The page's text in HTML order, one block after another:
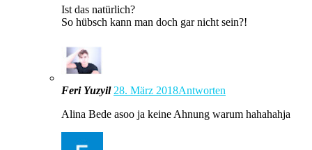
Ist das natürlich?
So hübsch kann man doch gar nicht sein?!
Feri Yuzyil 28. März 2018Antworten
Alina Bede asoo ja keine Ahnung warum hahahahja